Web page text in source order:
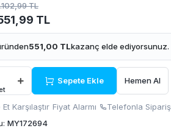
TL
TL
551,00 TLkazanç elde ediyorsunuz.
Sepete Ekle Hemen Al
Et Karşılaştır Fiyat Alarmı Telefonla Sipariş
MY172694